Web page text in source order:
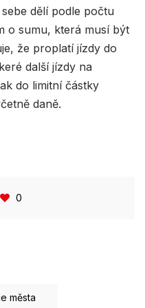
dělí podle počtu
o sumu, která musí být
že proplatí jízdy do
další jízdy na
do limitní částky
daně.
0
města